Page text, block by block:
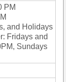
PM
and Holidays
Fridays and
Sundays